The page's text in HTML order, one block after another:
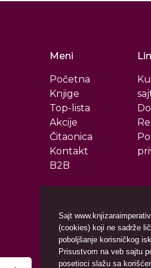
Meni
Početna
Knjige
Top-lista
Akcije
Čitaonica
Kontakt
B2B
Sajt
(cookies) koji ne sadrže
poboljšanje korisničkog
Prisustvom na veb sajtu
posetioci slažu sa